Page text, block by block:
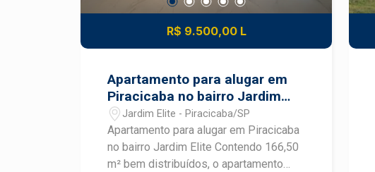
R$ 9.500,00 L
Apartamento para alugar em
Piracicaba no bairro Jardim
EliteJardim Elite - Piracicaba/SP
Apartamento para alugar em Piracicaba
no bairro Jardim Elite Contendo 166,50
m² bem distribuídos, o apartamento